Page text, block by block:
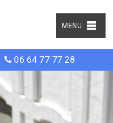
MENU
06 64 77 77 28